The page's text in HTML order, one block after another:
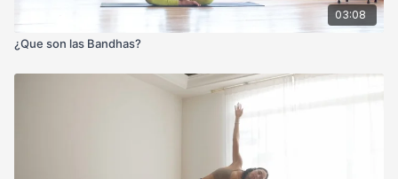
03:08
¿Que son las Bandhas?